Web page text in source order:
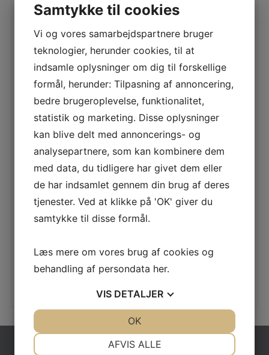
RELATEREDE VARER
HAJ
LÆS MERE
FRØ
LÆS MERE
LÆS MERE
Samtykke til cookies
Vi og vores samarbejdspartnere bruger
teknologier, herunder cookies, til at
indsamle oplysninger om dig til forskellige
formål, herunder: Tilpasning af annoncering,
bedre brugeroplevelse, funktionalitet,
statistik og marketing. Disse oplysninger
kan blive delt med annoncerings- og
analysepartnere, som kan kombinere dem
med data, du tidligere har givet dem eller
de har indsamlet gennem din brug af deres
tjenester. Ved at klikke på 'OK' giver du
samtykke til disse formål.
Læs mere om vores brug af cookies og
behandling af persondata her.
VIS DETALJER
AFVIS ALLE
OK